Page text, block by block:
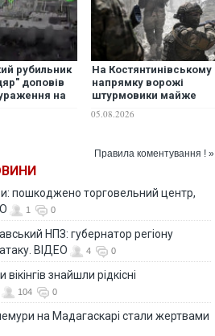
рубильник
доповів
на
На Костянтинівському
напрямку ворожі
штурмовики майже
собою триколор, -
05.08.2026
Правила коментування ! »
пошкоджено торговельний центр,
1 0
НПЗ: губернатор регіону
ВІДЕО
4 0
знайшли рідкісні
104 0
на Мадагаскарі стали жертвами